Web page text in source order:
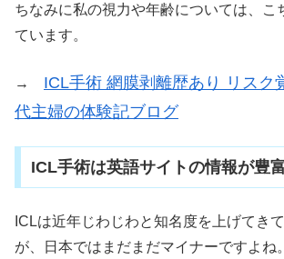
ちなみに私の視力や年齢については、こ
ています。
→ ICL手術 網膜剥離歴あり リスク
代主婦の体験記ブログ
ICL手術は英語サイトの情報が豊
ICLは近年じわじわと知名度を上げてき
が、日本ではまだまだマイナーですよね